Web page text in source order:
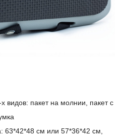
видов: пакет на молнии, пакет с
63*42*48 см или 57*36*42 см,